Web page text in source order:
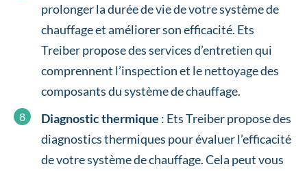
prolonger la durée de vie de votre système de
chauffage et améliorer son efficacité. Ets
Treiber propose des services d’entretien qui
comprennent l’inspection et le nettoyage des
composants du système de chauffage.
Diagnostic thermique : Ets Treiber propose des
diagnostics thermiques pour évaluer l’efficacité
de votre système de chauffage. Cela peut vous